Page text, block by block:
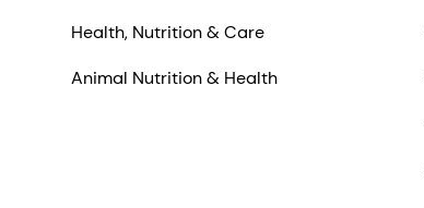
Health, Nutrition & Care
Animal Nutrition & Health